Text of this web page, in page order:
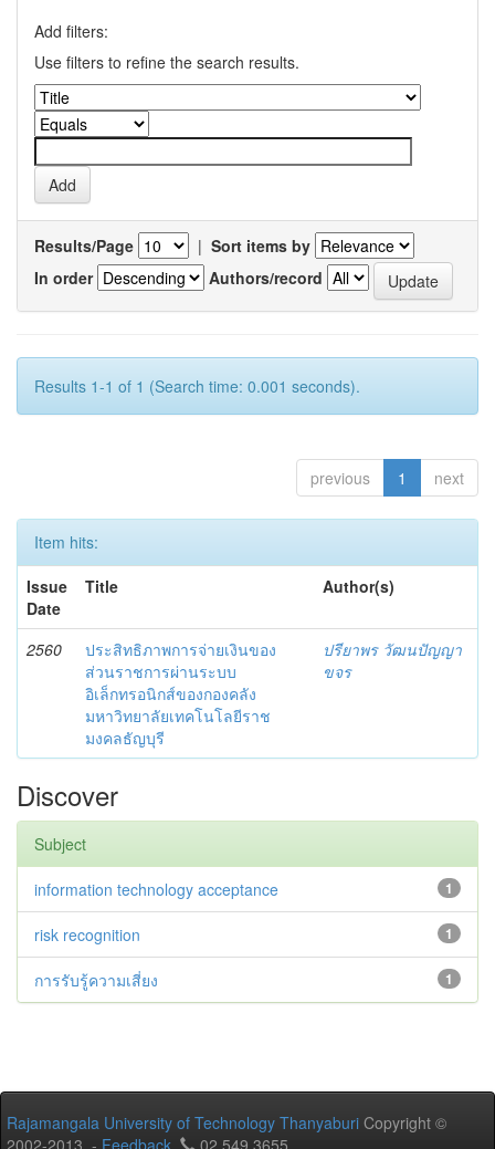
Add filters:
Use filters to refine the search results.
Results/Page | Sort items by
In order
Authors/record
Results 1-1 of 1 (Search time: 0.001 seconds).
previous 1 next
Item hits:
Issue
Date
Title Author(s)
2560
ประสิทธิภาพการจ่ายเงินของ
ส่วนราชการผ่านระบบ
อิเล็กทรอนิกส์ของกองคลัง
มหาวิทยาลัยเทคโนโลยีราช
มงคลธัญบุรี
ปรียาพร วัฒนปัญญา
ขจร
Discover
Subject
1
information technology acceptance
1
risk recognition
1
การรับรู้ความเสี่ยง
Rajamangala University of Technology Thanyaburi Copyright ©
2002-2013 - Feedback 02 549 3655